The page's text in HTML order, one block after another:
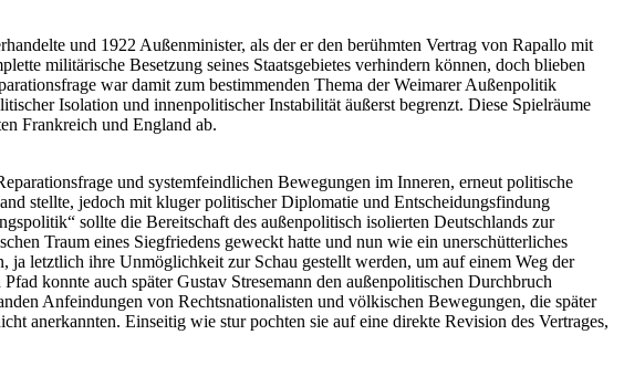
und 1922 Außenminister, als der er den berühmten Vertrag von Rapallo mit
militärische Besetzung seines Staatsgebietes verhindern können, doch blieben
war damit zum bestimmenden Thema der Weimarer Außenpolitik
Isolation und innenpolitischer Instabilität äußerst begrenzt. Diese Spielräume
Frankreich und England ab.
und systemfeindlichen Bewegungen im Inneren, erneut politische
stellte, jedoch mit kluger politischer Diplomatie und Entscheidungsfindung
sollte die Bereitschaft des außenpolitisch isolierten Deutschlands zur
Traum eines Siegfriedens geweckt hatte und nun wie ein unerschütterliches
letztlich ihre Unmöglichkeit zur Schau gestellt werden, um auf einem Weg der
konnte auch später Gustav Stresemann den außenpolitischen Durchbruch
Anfeindungen von Rechtsnationalisten und völkischen Bewegungen, die später
anerkannten. Einseitig wie stur pochten sie auf eine direkte Revision des Vertrages,